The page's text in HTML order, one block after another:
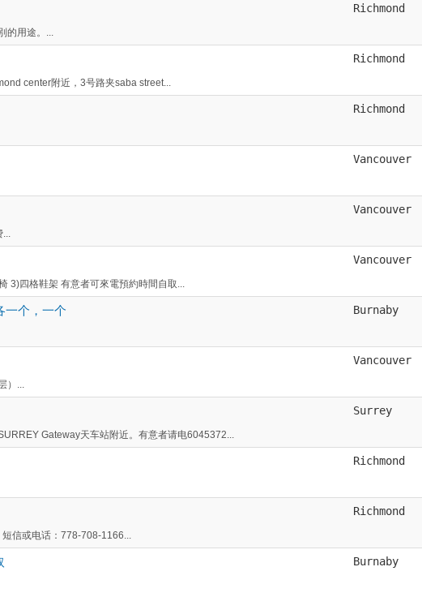
用途。...
Richmond
center附近，3号路夹saba street...
Richmond
Richmond
Vancouver
Vancouver
3)四格鞋架 有意者可來電預約時間自取...
Vancouver
一个，一个 Burnaby
...
Vancouver
Gateway天车站附近。有意者请电6045372...
Surrey
Richmond
信或电话：778-708-1166...
Richmond
Burnaby